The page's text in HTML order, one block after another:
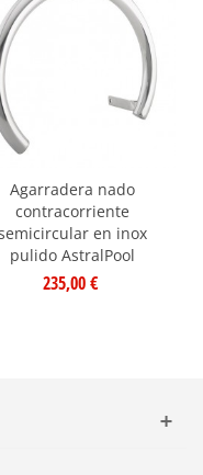
Agarradera nado
contracorriente
en inox
pulido AstralPool
235,00 €